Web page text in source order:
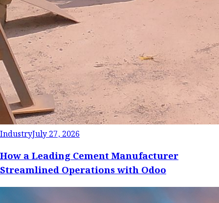
IndustryJuly 27, 2026
How a Leading Cement Manufacturer
Streamlined Operations with Odoo